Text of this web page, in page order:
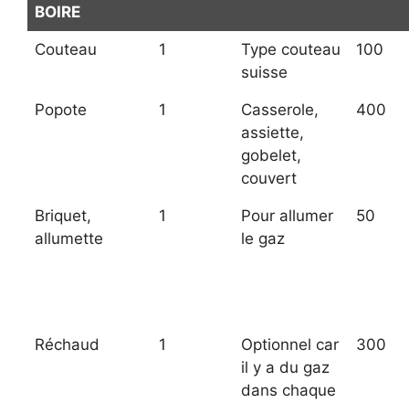
BOIRE
Couteau 1
Type couteau
suisse
100
Popote 1
Casserole,
assiette,
gobelet,
couvert
400
Briquet,
allumette
1
Pour allumer
le gaz
50
Réchaud 1
Optionnel car
il y a du gaz
dans chaque
300